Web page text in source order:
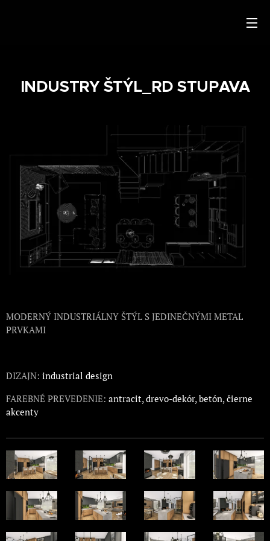
INDUSTRY ŠTÝL_RD STUPAVA
MODERNÝ INDUSTRIÁLNY ŠTÝL S JEDINEČNÝMI METAL
PRVKAMI
DIZAJN: industrial design
FAREBNÉ PREVEDENIE: antracit, drevo-dekór, betón, čierne
akcenty